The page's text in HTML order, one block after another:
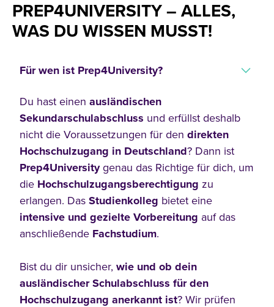
PREP4UNIVERSITY – ALLES,
WAS DU WISSEN MUSST!
Für wen ist Prep4University?
Du hast einen ausländischen
Sekundarschulabschluss und erfüllst deshalb
nicht die Voraussetzungen für den direkten
Hochschulzugang in Deutschland? Dann ist
Prep4Universitygenau das Richtige für dich, um
die Hochschulzugangsberechtigung zu
erlangen. Das Studienkolleg bietet eine
intensive und gezielte Vorbereitung auf das
anschließende Fachstudium.
Bist du dir unsicher, wie und ob dein
ausländischer Schulabschluss für den
Hochschulzugang anerkannt ist? Wir prüfen